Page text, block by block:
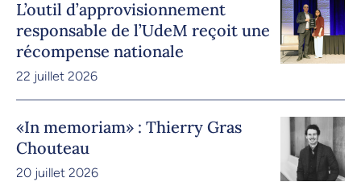
L’outil d’approvisionnement
responsable de l’UdeM reçoit une
récompense nationale
22 juillet 2026
«In memoriam» : Thierry Gras
Chouteau
20 juillet 2026